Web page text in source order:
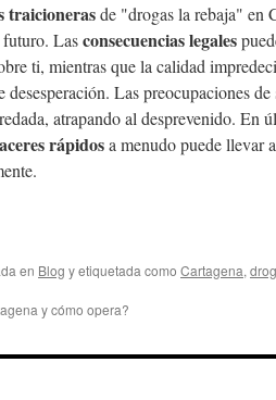
traicionerasde "drogas la rebaja" en
Lasconsecuencias legales
ti, mientras que la calidad
Las preocupaciones
atrapando al desprevenido. En
rápidosa menudo puede llevar
en Blog y etiquetada como Cartagena,
y cómo opera?